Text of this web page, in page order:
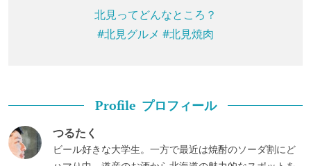
北見ってどんなところ？
#北見グルメ #北見焼肉
Profile プロフィール
つるたく
ビール好きな大学生。一方で最近は焼酎のソーダ割にど